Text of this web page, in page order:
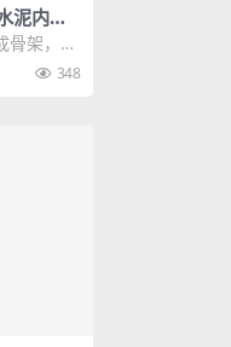
泥内隔
骨架，采
的非承重
348